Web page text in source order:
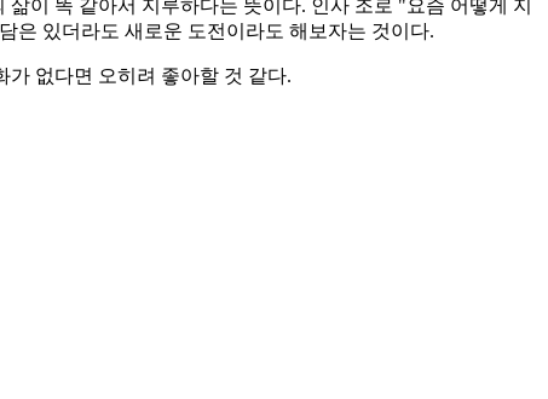
삶이 똑 같아서 지루하다는 뜻이다. 인사 조로 "요즘 어떻게 지
은 있더라도 새로운 도전이라도 해보자는 것이다.
없다면 오히려 좋아할 것 같다.